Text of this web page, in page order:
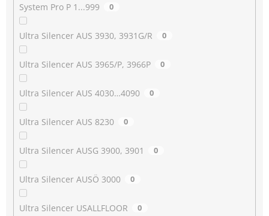
System Pro P 1...999 0
Ultra Silencer AUS 3930, 3931G/R 0
Ultra Silencer AUS 3965/P, 3966P 0
Ultra Silencer AUS 4030…4090 0
Ultra Silencer AUS 8230 0
Ultra Silencer AUSG 3900, 3901 0
Ultra Silencer AUSÖ 3000 0
Ultra Silencer USALLFLOOR 0